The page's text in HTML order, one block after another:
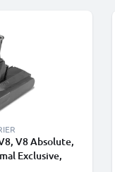
V8 Absolute,
Exclusive,